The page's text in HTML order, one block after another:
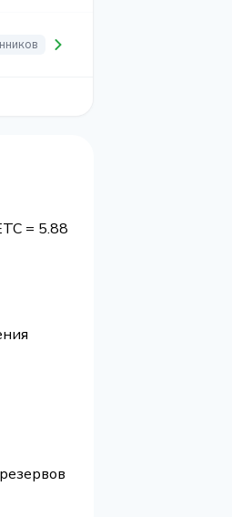
= 5.88